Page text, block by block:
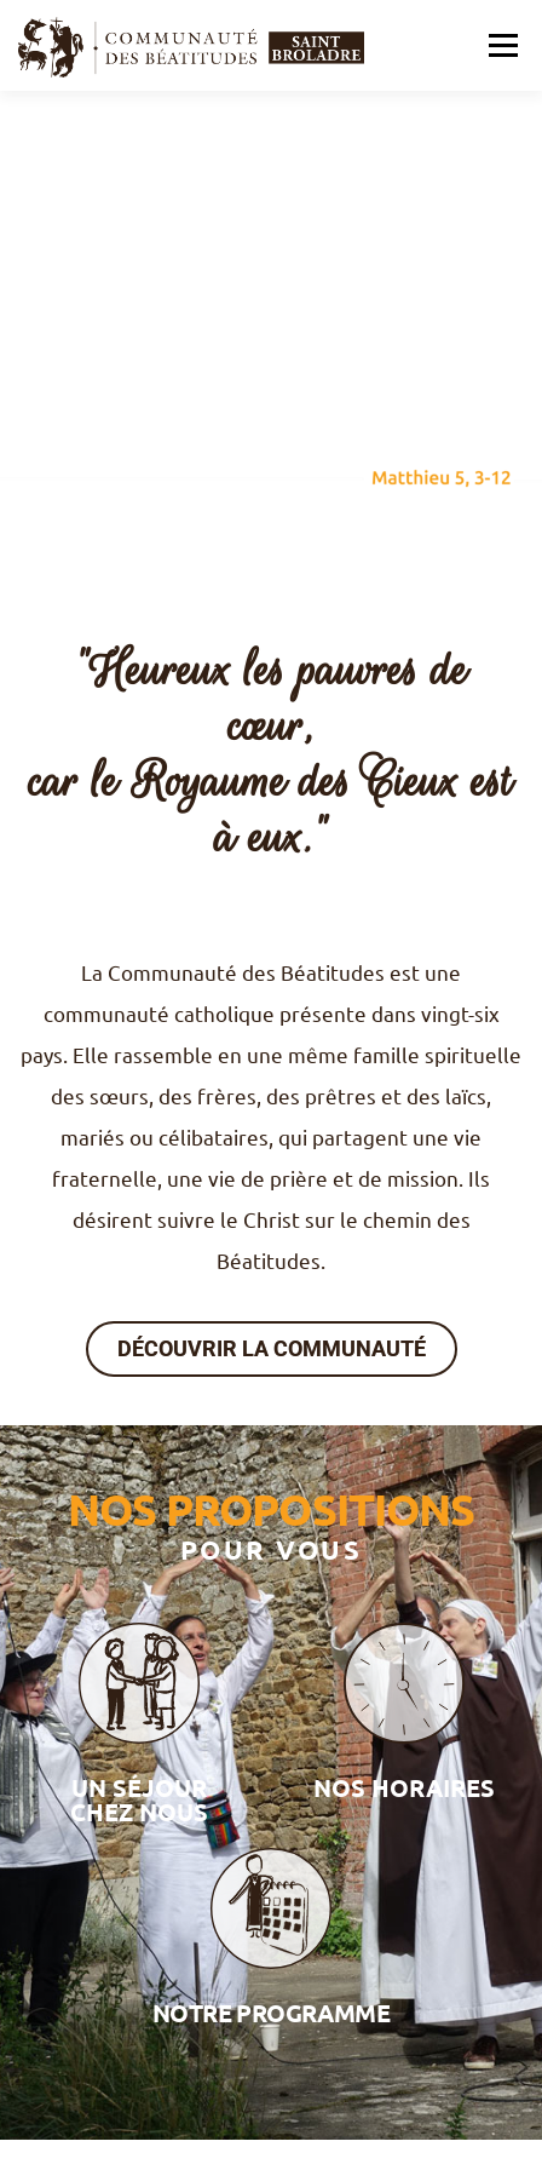
Menu
"Heureux les pauvres de
cœur,
car le Royaume des Cieux est
à eux."
La Communauté des Béatitudes est une
communauté catholique présente dans vingt-six
pays. Elle rassemble en une même famille spirituelle
des sœurs, des frères, des prêtres et des laïcs,
mariés ou célibataires, qui partagent une vie
fraternelle, une vie de prière et de mission. Ils
désirent suivre le Christ sur le chemin des
Béatitudes.
DÉCOUVRIR LA COMMUNAUTÉ
NOS PROPOSITIONS
POUR VOUS
UN SÉJOUR
CHEZ NOUS
NOS HORAIRES
NOTRE PROGRAMME